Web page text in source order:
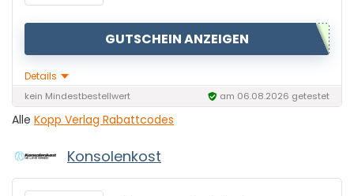
GUTSCHEIN ANZEIGEN
Details
kein Mindestbestellwert am 06.08.2026 getestet
Alle Kopp Verlag Rabattcodes
Konsolenkost